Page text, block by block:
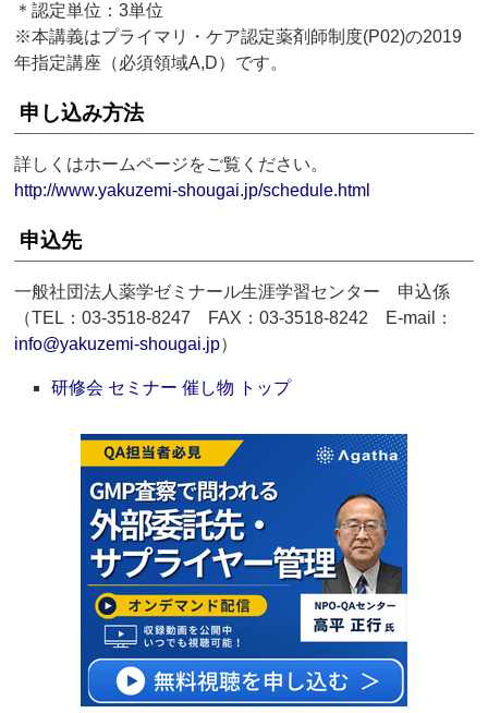
＊認定単位：3単位
※本講義はプライマリ・ケア認定薬剤師制度(P02)の2019
年指定講座（必須領域A,D）です。
申し込み方法
詳しくはホームページをご覧ください。
http://www.yakuzemi-shougai.jp/schedule.html
申込先
一般社団法人薬学ゼミナール生涯学習センター 申込係
（TEL：03-3518-8247 FAX：03-3518-8242 E-mail：
info@yakuzemi-shougai.jp）
研修会 セミナー 催し物 トップ